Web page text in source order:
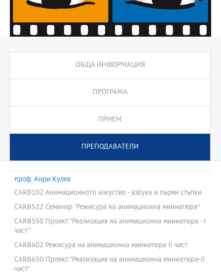
ОБЩА ИНФОРМАЦИЯ
ПРОГРАМА
ПРИЕМ
ПРЕПОДАВАТЕЛИ
проф. Анри Кулев
CARB102 Анимационното изкуство - азбука и първи стъпки
CARB522 Семинар "Режисура на анимационна миниатюра"
CARB550 Проект:"Реализация на анимационна миниатюра - І
част"
CARB602 Режисура на анимационна миниатюра ІІ част
CARB650 Проект:"Реализация на анимационна миниатюра-ІІ
част"